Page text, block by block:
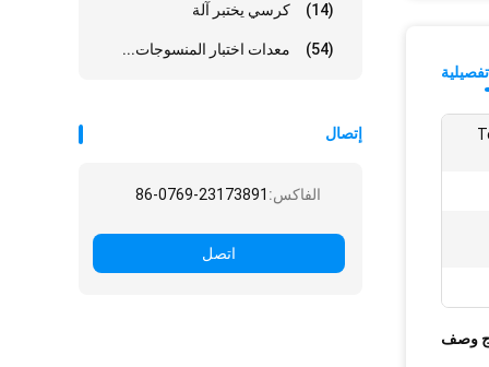
كرسي يختبر آلة (14)
معدات اختبار المنسوجات... (54)
إتصال
الفاكس: 86-0769-23173891
اتصل
وصف